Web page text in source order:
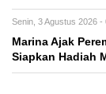
Senin, 3 Agustus 2026 -
Marina Ajak
Siapkan Hadiah